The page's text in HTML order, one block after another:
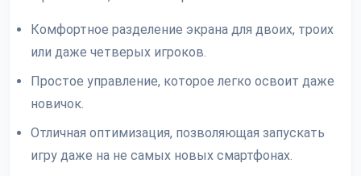
Комфортное разделение экрана для двоих, троих
или даже четверых игроков.
Простое управление, которое легко освоит даже
новичок.
Отличная оптимизация, позволяющая запускать
игру даже на не самых новых смартфонах.